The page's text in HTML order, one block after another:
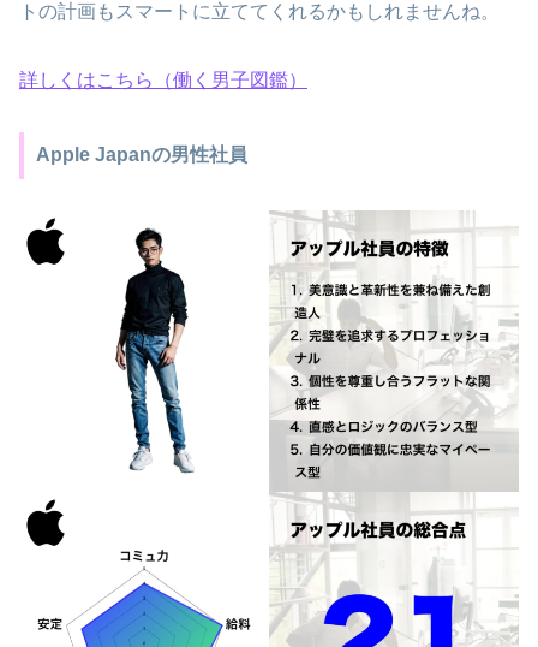
トの計画もスマートに立ててくれるかもしれませんね。
詳しくはこちら（働く男子図鑑）
Apple Japanの男性社員